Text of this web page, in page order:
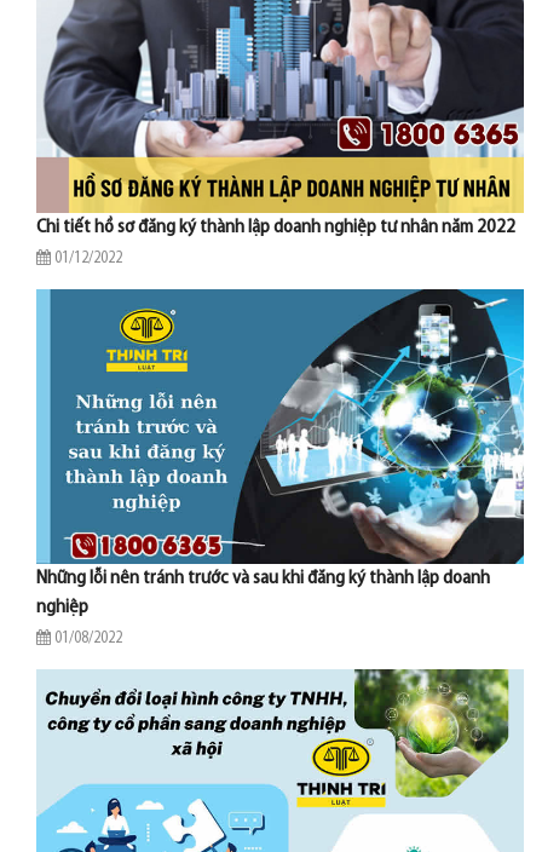
Chi tiết hồ sơ đăng ký thành lập doanh nghiệp tư nhân năm 2022
01/12/2022
Những lỗi nên tránh trước và sau khi đăng ký thành lập doanh
nghiệp
01/08/2022